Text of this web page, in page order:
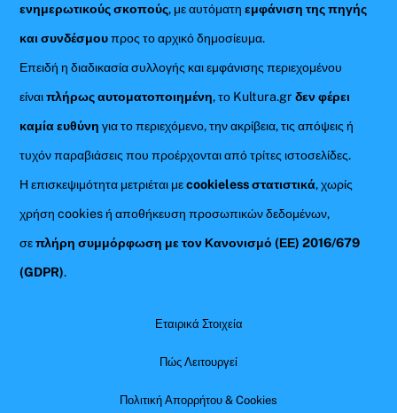
ενημερωτικούς σκοπούς, με αυτόματηεμφάνιση της πηγής
και συνδέσμουπρος το αρχικό δημοσίευμα.
Επειδή η διαδικασία συλλογής και εμφάνισης περιεχομένου
είναιπλήρως αυτοματοποιημένη, το Kultura.grδεν φέρει
καμία ευθύνη για το περιεχόμενο, την ακρίβεια, τις απόψεις ή
τυχόν παραβιάσεις που προέρχονται από τρίτες ιστοσελίδες.
Η επισκεψιμότητα μετριέται μεcookieless στατιστικά, χωρίς
χρήση cookies ή αποθήκευση προσωπικών δεδομένων,
σεπλήρη συμμόρφωση με τον Κανονισμό (ΕΕ) 2016/679
(GDPR).
Εταιρικά Στοιχεία
Πώς Λειτουργεί
Πολιτική Απορρήτου & Cookies